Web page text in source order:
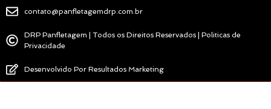
contato@panfletagemdrp.com.br
DRP Panfletagem | Todos os Direitos Reservados | Politicas de
Privacidade
Desenvolvido Por Resultados Marketing